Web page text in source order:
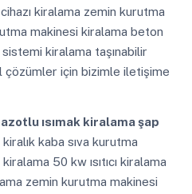
kiralama zemin kurutma
makinesi kiralama beton
sistemi kiralama taşınabilir
çözümler için bizimle iletişime
ısımak kiralama şap
kiralık kaba sıva kurutma
kiralama 50 kw ısıtıcı kiralama
zemin kurutma makinesi